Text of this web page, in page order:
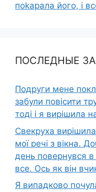
поkарала його, і
ПОСЛЕДНЫЕ
Подруги мене
забули повісити
тоді і я вирішила
Свекруха
мої речі з вікна.
день повернувся в
все. Ось як він
Я випадково